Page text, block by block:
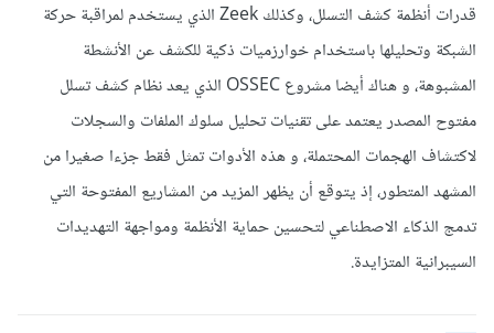
قدرات أنظمة كشف التسلل، وكذلك Zeek الذي يستخدم لمراقبة حركة
الشبكة وتحليلها باستخدام خوارزميات ذكية للكشف عن الأنشطة
المشبوهة، و هناك أيضا مشروع OSSEC الذي يعد نظام كشف تسلل
مفتوح المصدر يعتمد على تقنيات تحليل سلوك الملفات والسجلات
لاكتشاف الهجمات المحتملة، و هذه الأدوات تمثل فقط جزءا صغيرا من
المشهد المتطور، إذ يتوقع أن يظهر المزيد من المشاريع المفتوحة التي
تدمج الذكاء الاصطناعي لتحسين حماية الأنظمة ومواجهة التهديدات
السيبرانية المتزايدة.